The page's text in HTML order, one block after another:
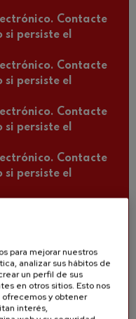
Contacte
persiste el
Contacte
persiste el
Contacte
persiste el
Contacte
persiste el
Contacte
si persiste el
Contacte
persiste el
para mejorar nuestros
analizar sus hábitos de
un perfil de sus
en otros sitios. Esto nos
y obtener
interés,